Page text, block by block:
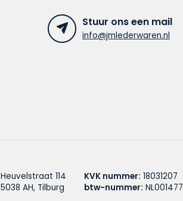
Stuur ons een mail
info@jmlederwaren.nl
Heuvelstraat 114
5038 AH, Tilburg
KVK nummer: 18031207
btw-nummer: